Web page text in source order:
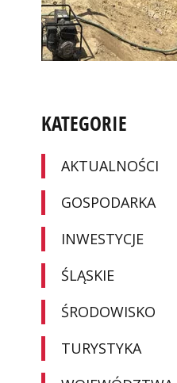
KATEGORIE
AKTUALNOŚCI
GOSPODARKA
INWESTYCJE
ŚLĄSKIE
ŚRODOWISKO
TURYSTYKA